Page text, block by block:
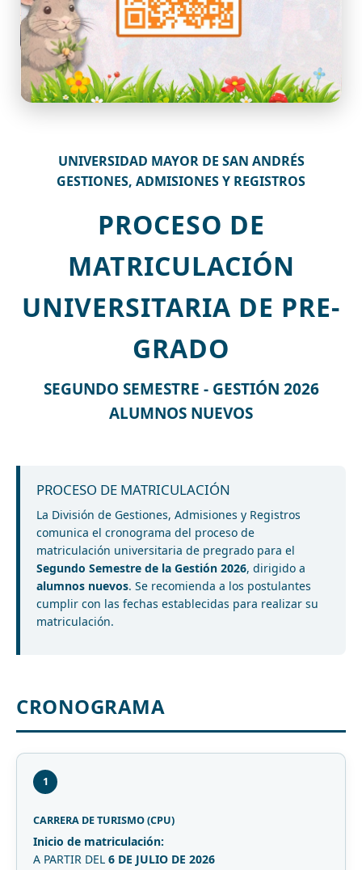
UNIVERSIDAD MAYOR DE SAN ANDRÉS
GESTIONES, ADMISIONES Y REGISTROS
PROCESO DE
MATRICULACIÓN
UNIVERSITARIA DE PRE-
GRADO
SEGUNDO SEMESTRE - GESTIÓN 2026
ALUMNOS NUEVOS
PROCESO DE MATRICULACIÓN
La División de Gestiones, Admisiones y Registros
comunica el cronograma del proceso de
matriculación universitaria de pregrado para el
Segundo Semestre de la Gestión 2026, dirigido a
alumnos nuevos. Se recomienda a los postulantes
cumplir con las fechas establecidas para realizar su
matriculación.
CRONOGRAMA
1
CARRERA DE TURISMO (CPU)
Inicio de matriculación:
A PARTIR DEL 6 DE JULIO DE 2026